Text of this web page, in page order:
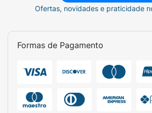
Ofertas, novidades e praticidade
Formas de Pagamento